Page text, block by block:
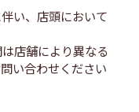
い、店頭において
店舗により異なる
い合わせください